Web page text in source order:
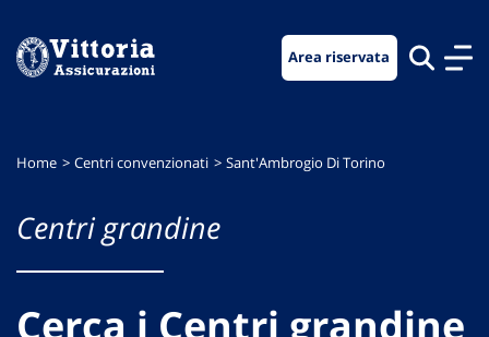
menu
contenuto
footer
Area riservata
Home Centri convenzionati Sant'Ambrogio Di Torino
Centri grandine
Cerca i Centri grandine